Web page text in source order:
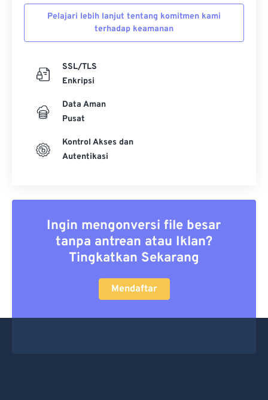
Pelajari lebih lanjut tentang komitmen kami
terhadap keamanan
SSL/TLS
Enkripsi
Data Aman
Pusat
Kontrol Akses dan
Autentikasi
Ingin mengonversi file besar
tanpa antrean atau Iklan?
Tingkatkan Sekarang
Mendaftar